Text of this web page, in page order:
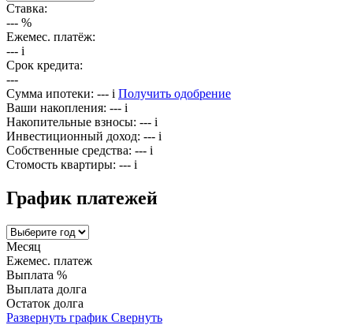
Ставка:
--- %
Ежемес. платёж:
--- i
Срок кредита:
---
Сумма ипотеки: --- i Получить одобрение
Ваши накопления: --- i
Накопительные взносы: --- i
Инвестиционный доход: --- i
Собственные средства: --- i
Стомость квартиры: --- i
График платежей
Месяц
Ежемес. платеж
Выплата %
Выплата долга
Остаток долга
Развернуть график Свернуть